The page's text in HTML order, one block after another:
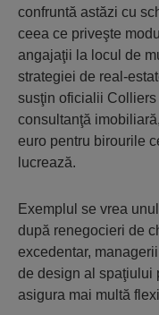
confruntă astăzi cu
ceea ce priveşte
angajaţii la locul de
strategiei de real-
susţin oficialii
consultanţă
euro pentru birourile
lucrează.
Exemplul se vrea
după renegocieri de
excedentar,
de design al spaţiului
asigura mai multă